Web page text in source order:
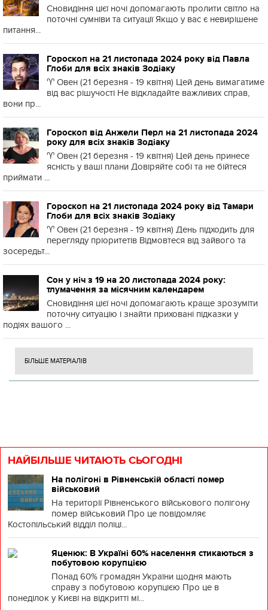
Сновидіння цієї ночі допомагають пролити світло на
поточні сумніви та ситуації Якщо у вас є невирішене
питання...
Гороскоп на 21 листопада 2024 року від Павла
Глоби для всіх знаків Зодіаку
♈️ Овен (21 березня - 19 квітня) Цей день вимагатиме
від вас рішучості Не відкладайте важливих справ,
вони пр...
Гороскоп від Анжели Перл на 21 листопада 2024
року для всіх знаків Зодіаку
♈️ Овен (21 березня - 19 квітня) Цей день принесе
ясність у ваші плани Довіряйте собі та не бійтеся
приймати ...
Гороскоп на 21 листопада 2024 року від Тамари
Глоби для всіх знаків Зодіаку
♈️ Овен (21 березня - 19 квітня) День підходить для
перегляду пріоритетів Відмовтеся від зайвого та
зосередьт...
Сон у ніч з 19 на 20 листопада 2024 року:
тлумачення за місячним календарем
Сновидіння цієї ночі допомагають краще зрозуміти
поточну ситуацію і знайти приховані підказки у
подіях вашого ...
БІЛЬШЕ МАТЕРІАЛІВ
НАЙБІЛЬШЕ ЧИТАЮТЬ СЬОГОДНІ
На полігоні в Рівненській області помер
військовий
На території Рівненського військового полігону
помер військовий Про це повідомляє
Костопільський відділ поліці...
Яценюк: В Україні 60% населення стикаються з
побутовою корупцією
Понад 60% громадян України щодня мають
справу з побутовою корупцією Про це в
понеділок у Києві на відкритті мі...